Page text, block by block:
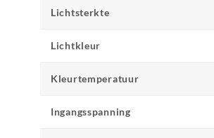
Lichtsterkte
Lichtkleur
Kleurtemperatuur
Ingangsspanning